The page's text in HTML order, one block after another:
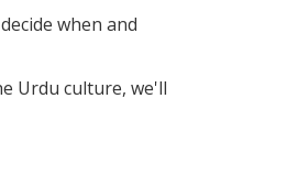
when and
Urdu culture, we'll